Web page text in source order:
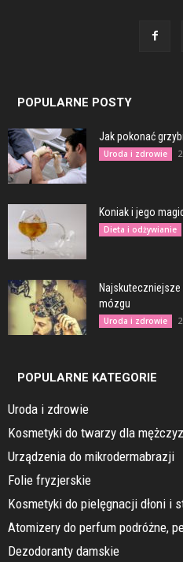
POPULARNE POSTY
Jak pokonać
Uroda i zdrowie
Koniak i jego
Dieta i odżywianie
mózgu
Uroda i zdrowie
POPULARNE KATEGORIE
Uroda i zdrowie
Kosmetyki do twarzy dla
Urządzenia do mikrodermabrazji
Folie fryzjerskie
Kosmetyki do pielęgnacji dłoni i
Atomizery do perfum podróżne,
Dezodoranty damskie